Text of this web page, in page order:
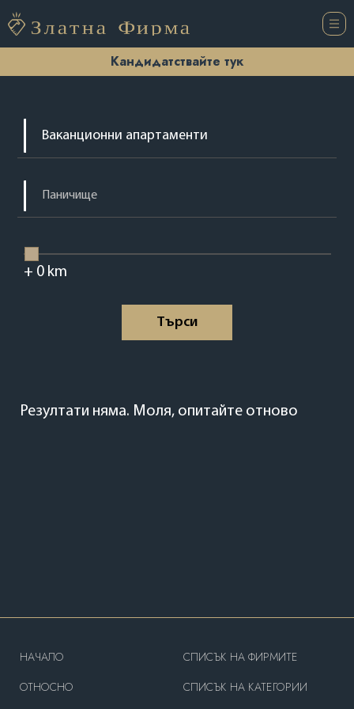
Кандидатствайте тук
+ 0km
Tърси
Резултати няма. Моля, опитайте отново
HAЧАЛО
OТНОСНО
СПИСЪК НА ФИРМИТЕ
СПИСЪК НА КАТЕГОРИИ